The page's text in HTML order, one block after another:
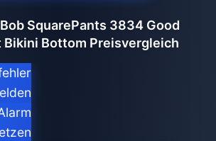
SquarePants 3834 Good
Bikini Bottom Preisvergleich